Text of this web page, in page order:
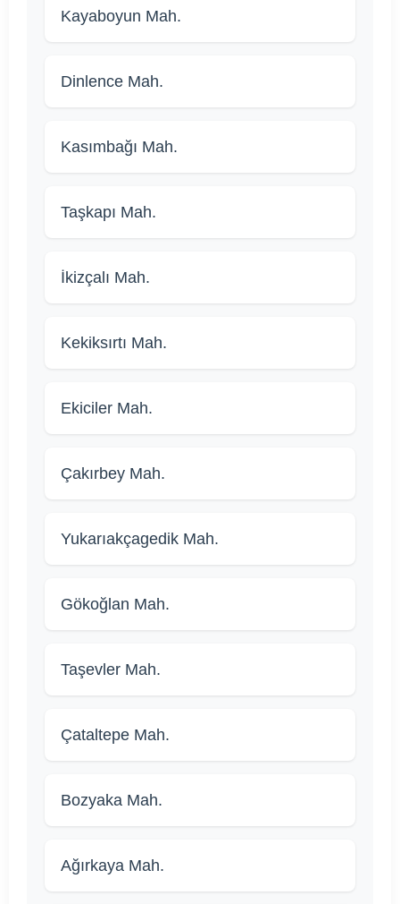
Kayaboyun Mah.
Dinlence Mah.
Kasımbağı Mah.
Taşkapı Mah.
İkizçalı Mah.
Kekiksırtı Mah.
Ekiciler Mah.
Çakırbey Mah.
Yukarıakçagedik Mah.
Gökoğlan Mah.
Taşevler Mah.
Çataltepe Mah.
Bozyaka Mah.
Ağırkaya Mah.